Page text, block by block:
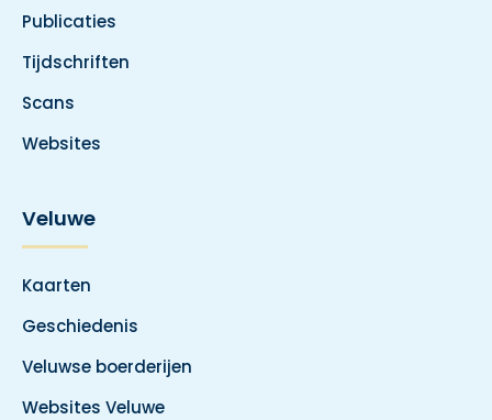
Publicaties
Tijdschriften
Scans
Websites
Veluwe
Kaarten
Geschiedenis
Veluwse boerderijen
Websites Veluwe